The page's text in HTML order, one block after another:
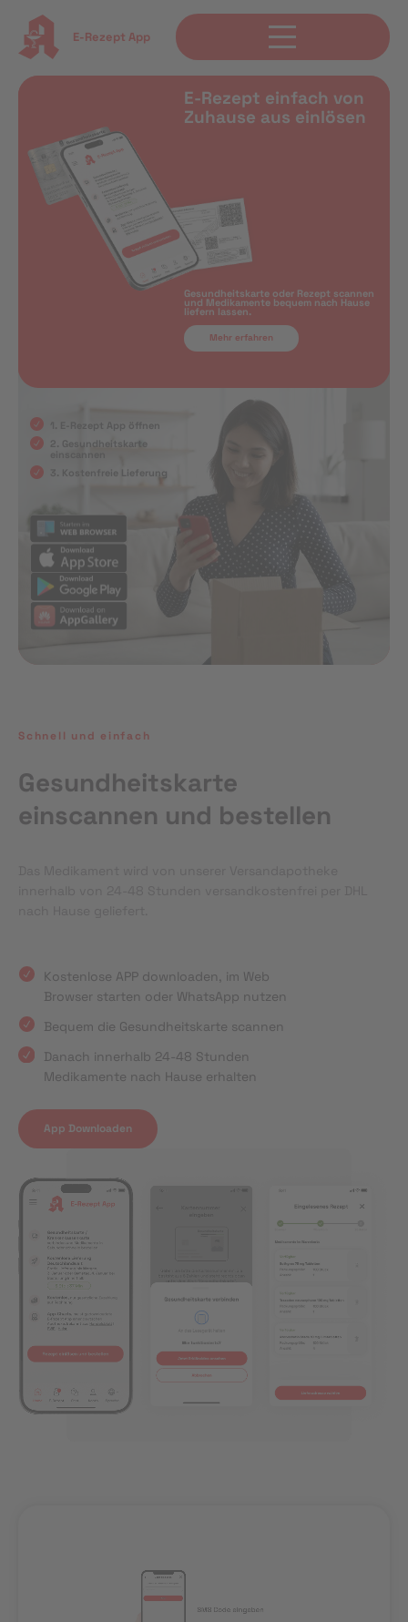
E-Rezept App
E-Rezept einfach von
Zuhause aus einlösen
Gesundheitskarte oder Rezept scannen
und Medikamente bequem nach Hause
liefern lassen.
Mehr erfahren
1. E-Rezept App öffnen
2. Gesundheitskarte
einscannen
3. Kostenfreie Lieferung
Schnell und einfach
Gesundheitskarte
einscannen und bestellen
Kostenlose APP downloaden, im Web
Browser starten oder WhatsApp nutzen
Bequem die Gesundheitskarte scannen
Danach innerhalb 24-48 Stunden
Medikamente nach Hause erhalten
App Downloaden